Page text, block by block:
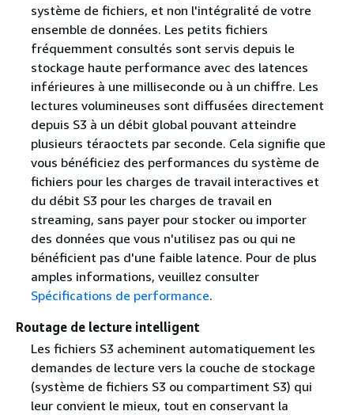
système de fichiers, et non l'intégralité de votre
ensemble de données. Les petits fichiers
fréquemment consultés sont servis depuis le
stockage haute performance avec des latences
inférieures à une milliseconde ou à un chiffre. Les
lectures volumineuses sont diffusées directement
depuis S3 à un débit global pouvant atteindre
plusieurs téraoctets par seconde. Cela signifie que
vous bénéficiez des performances du système de
fichiers pour les charges de travail interactives et
du débit S3 pour les charges de travail en
streaming, sans payer pour stocker ou importer
des données que vous n'utilisez pas ou qui ne
bénéficient pas d'une faible latence. Pour de plus
amples informations, veuillez consulter
Spécifications de performance.
Routage de lecture intelligent
Les fichiers S3 acheminent automatiquement les
demandes de lecture vers la couche de stockage
(système de fichiers S3 ou compartiment S3) qui
leur convient le mieux, tout en conservant la